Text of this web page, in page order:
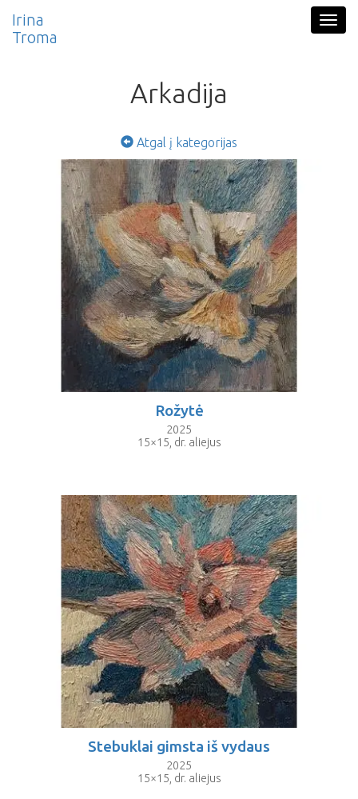
Irina
Troma
Arkadija
Atgal į kategorijas
Rožytė
2025
15×15, dr. aliejus
Stebuklai gimsta iš vydaus
2025
15×15, dr. aliejus